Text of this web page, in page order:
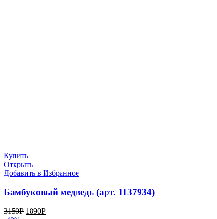
Купить
Открыть
Добавить в Избранное
Бамбуковый медведь (арт. 1137934)
3150Р 1890Р